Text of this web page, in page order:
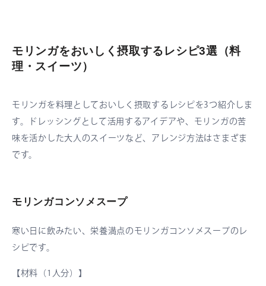
モリンガをおいしく摂取するレシピ3選（料
理・スイーツ）
モリンガを料理としておいしく摂取するレシピを3つ紹介しま
す。ドレッシングとして活用するアイデアや、モリンガの苦
味を活かした大人のスイーツなど、アレンジ方法はさまざま
です。
モリンガコンソメスープ
寒い日に飲みたい、栄養満点のモリンガコンソメスープのレ
シピです。
【材料（1人分）】